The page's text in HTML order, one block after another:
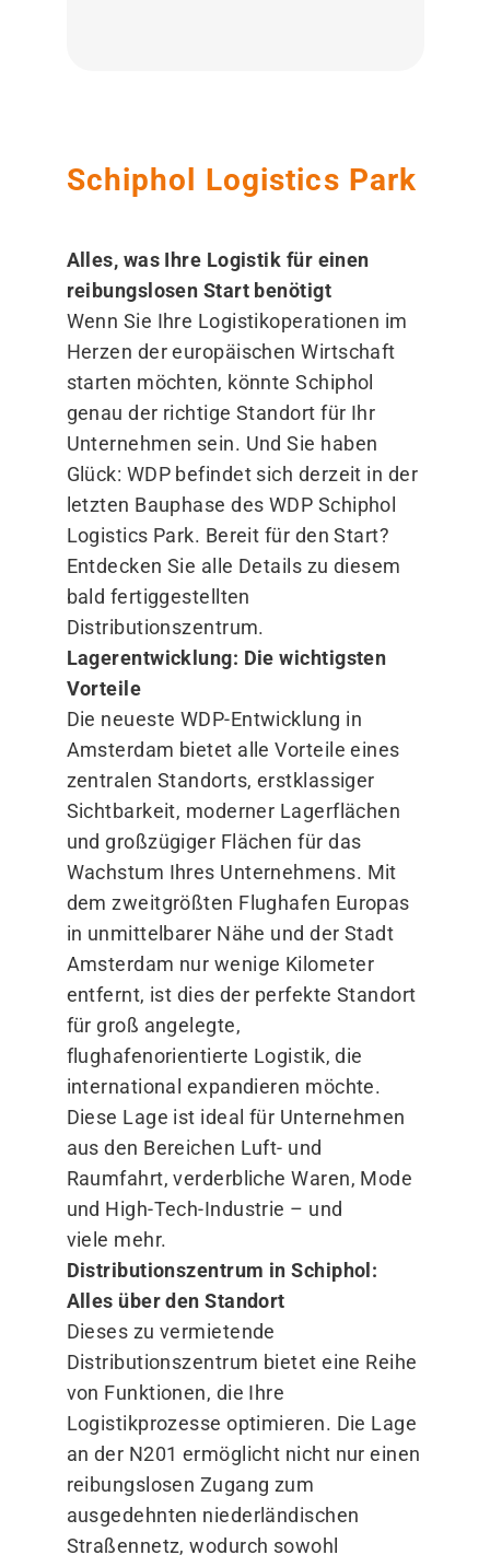
Schiphol Logistics Park
Alles, was Ihre Logistik für einen
reibungslosen Start benötigt
Wenn Sie Ihre Logistikoperationen im
Herzen der europäischen Wirtschaft
starten möchten, könnte Schiphol
genau der richtige Standort für Ihr
Unternehmen sein. Und Sie haben
Glück: WDP befindet sich derzeit in der
letzten Bauphase des WDP Schiphol
Logistics Park. Bereit für den Start?
Entdecken Sie alle Details zu diesem
bald fertiggestellten
Distributionszentrum.
Lagerentwicklung: Die wichtigsten
Vorteile
Die neueste WDP-Entwicklung in
Amsterdam bietet alle Vorteile eines
zentralen Standorts, erstklassiger
Sichtbarkeit, moderner Lagerflächen
und großzügiger Flächen für das
Wachstum Ihres Unternehmens. Mit
dem zweitgrößten Flughafen Europas
in unmittelbarer Nähe und der Stadt
Amsterdam nur wenige Kilometer
entfernt, ist dies der perfekte Standort
für groß angelegte,
flughafenorientierte Logistik, die
international expandieren möchte.
Diese Lage ist ideal für Unternehmen
aus den Bereichen Luft- und
Raumfahrt, verderbliche Waren, Mode
und High-Tech-Industrie – und
viele mehr.
Distributionszentrum in Schiphol:
Alles über den Standort
Dieses zu vermietende
Distributionszentrum bietet eine Reihe
von Funktionen, die Ihre
Logistikprozesse optimieren. Die Lage
an der N201 ermöglicht nicht nur einen
reibungslosen Zugang zum
ausgedehnten niederländischen
Straßennetz, wodurch sowohl